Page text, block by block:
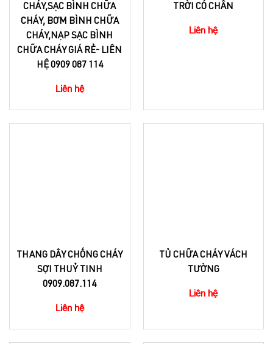
CHÁY,SẠC BÌNH CHỮA
CHÁY, BƠM BÌNH CHỮA
CHÁY,NẠP SẠC BÌNH
CHỮA CHÁY GIÁ RẺ- LIÊN
HỆ 0909 087 114
Liên hệ
TRỜI CÓ CHÂN
Liên hệ
THANG DÂY CHỐNG CHÁY
SỢI THUỶ TINH
0909.087.114
Liên hệ
TỦ CHỮA CHÁY VÁCH
TƯỜNG
Liên hệ